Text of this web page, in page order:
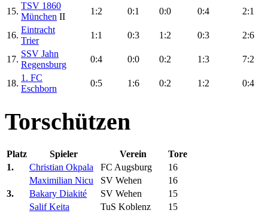
15.
TSV 1860
München II
1:2 0:1 0:0 0:4 2:1
16.
Eintracht
Trier
1:1 0:3 1:2 0:3 2:6
17.
SSV Jahn
Regensburg
0:4 0:0 0:2 1:3 7:2
18.
1. FC
Eschborn
0:5 1:6 0:2 1:2 0:4
Torschützen
Platz Spieler Verein
Tore
1.
Christian Okpala FC Augsburg
16
Maximilian Nicu
SV Wehen
16
3.
Bakary Diakité SV Wehen
15
Salif Keita
TuS Koblenz
15